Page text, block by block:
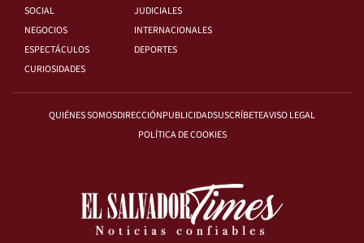
SOCIAL
JUDICIALES
NEGOCIOS
INTERNACIONALES
ESPECTÁCULOS
DEPORTES
CURIOSIDADES
QUIÉNES SOMOSDIRECCIÓNPUBLICIDADSUSCRÍBETEAVISO LEGAL
POLÍTICA DE COOKIES